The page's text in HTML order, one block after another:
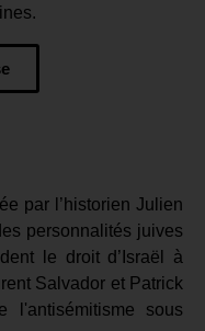
par l’historien Julien
personnalités juives
le droit d’Israël à
Salvador et Patrick
l'antisémitisme sous